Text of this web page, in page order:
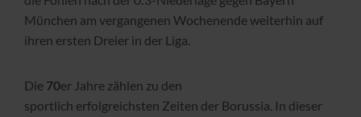
München am vergangenen Wochenende weiterhin auf
ihren ersten Dreier in der Liga.
Die 70er Jahre zählen zu den
sportlich erfolgreichsten Zeiten der Borussia. In dieser